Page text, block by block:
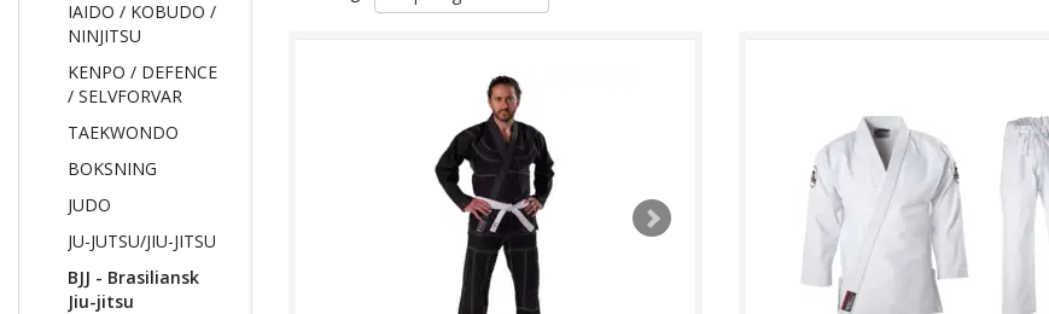
IAIDO / KOBUDO /
NINJITSU
KENPO / DEFENCE
/ SELVFORVAR
TAEKWONDO
BOKSNING
JUDO
JU-JUTSU/JIU-JITSU
BJJ - Brasiliansk
Jiu-jitsu